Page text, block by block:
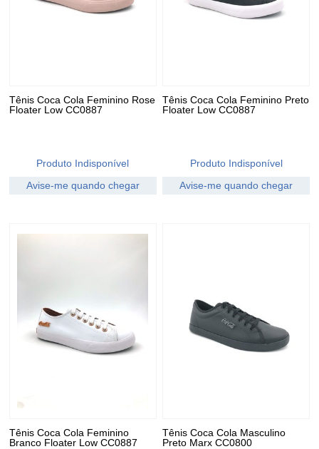
Tênis Coca Cola Feminino Rose
Floater Low CC0887
Produto Indisponível
Avise-me quando chegar
Tênis Coca Cola Feminino Preto
Floater Low CC0887
Produto Indisponível
Avise-me quando chegar
Tênis Coca Cola Feminino
Branco Floater Low CC0887
Tênis Coca Cola Masculino
Preto Marx CC0800